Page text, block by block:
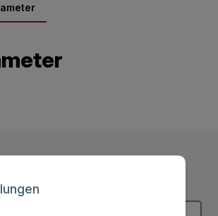
Pflichtangaben)